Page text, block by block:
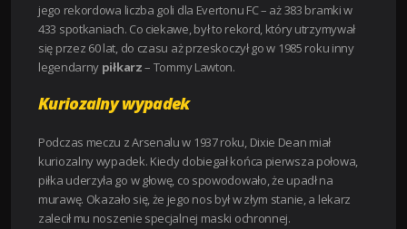
jego rekordowa liczba goli dla Evertonu FC – aż 383 bramki w
433 spotkaniach. Co ciekawe, był to rekord, który utrzymywał
się przez 60 lat, do czasu aż przeskoczył go w 1985 roku inny
legendarny piłkarz– Tommy Lawton.
Kuriozalny wypadek
Podczas meczu z Arsenalu w 1937 roku, Dixie Dean miał
kuriozalny wypadek. Kiedy dobiegał końca pierwsza połowa,
piłka uderzyła go w głowę, co spowodowało, że upadł na
murawę. Okazało się, że jego nos był w złym stanie, a lekarz
zalecił mu noszenie specjalnej maski ochronnej.